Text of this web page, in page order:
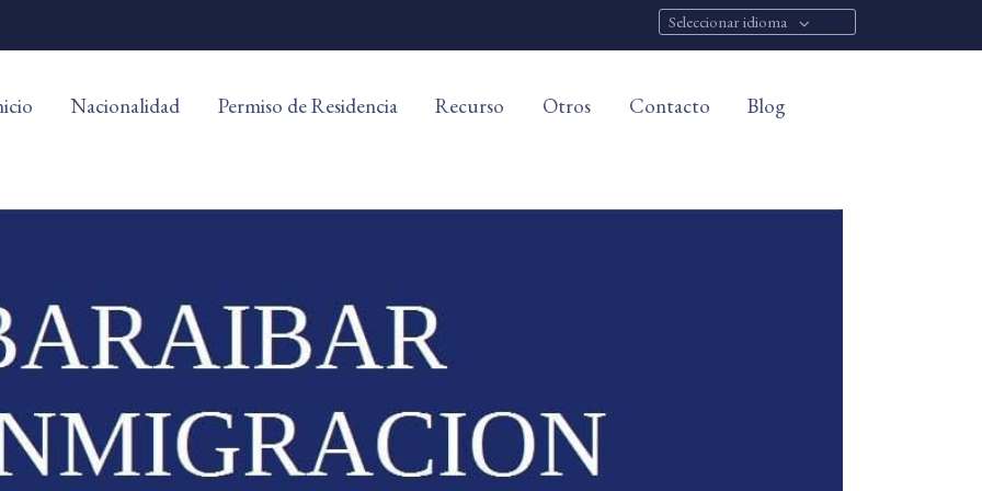
Seleccionar idioma
Nacionalidad Permiso de Residencia Recurso Otros Contacto Blog